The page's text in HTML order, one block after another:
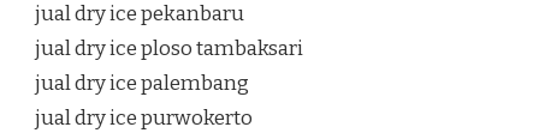
jual dry ice pekanbaru
jual dry ice ploso tambaksari
jual dry ice palembang
jual dry ice purwokerto